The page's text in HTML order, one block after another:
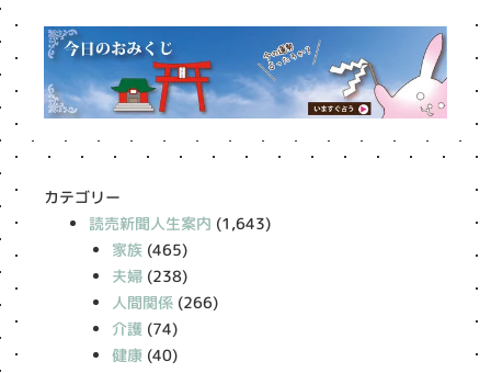
カテゴリー
読売新聞人生案内 (1,643)
家族(465)
夫婦(238)
人間関係(266)
介護 (74)
健康(40)